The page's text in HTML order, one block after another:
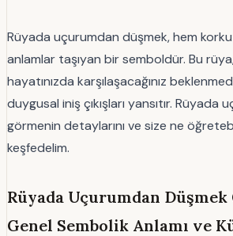
Rüyada uçurumdan düşmek, hem
anlamlar taşıyan bir semboldür. Bu
hayatınızda karşılaşacağınız
duygusal iniş çıkışları yansıtır. Rüyada
görmenin detaylarını ve size ne
keşfedelim.
Rüyada Uçurumdan
Genel Sembolik Anlamı ve